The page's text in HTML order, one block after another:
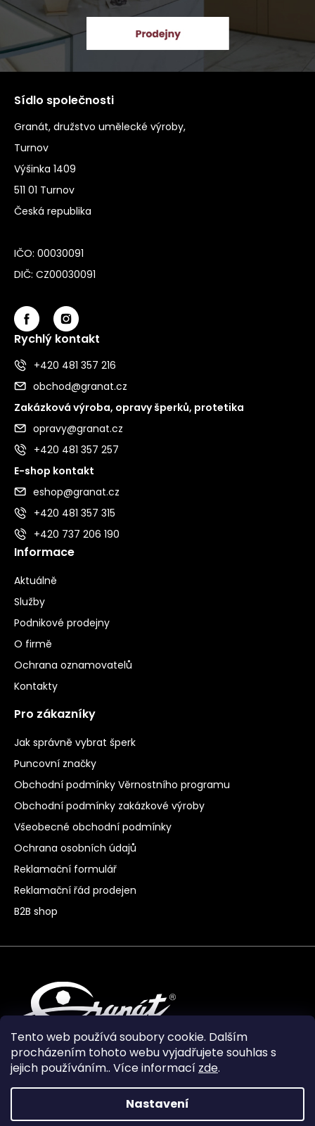
Tento web používá soubory cookie. Dalším
procházením tohoto webu vyjadřujete souhlas s
jejich používáním.. Více informací zde.
Nastavení
Sídlo společnosti
Granát, družstvo umělecké výroby,
Turnov
Výšinka 1409
511 01 Turnov
Česká republika
IČO: 00030091
DIČ: CZ00030091
Rychlý kontakt
+420 481 357 216
obchod@granat.cz
Zakázková výroba, opravy šperků, protetika
opravy@granat.cz
+420 481 357 257
E-shop kontakt
eshop@granat.cz
+420 481 357 315
+420 737 206 190
Informace
Aktuálně
Služby
Podnikové prodejny
O firmě
Ochrana oznamovatelů
Kontakty
Pro zákazníky
Jak správně vybrat šperk
Puncovní značky
Obchodní podmínky Věrnostního programu
Obchodní podmínky zakázkové výroby
Všeobecné obchodní podmínky
Ochrana osobních údajů
Reklamační formulář
Reklamační řád prodejen
B2B shop